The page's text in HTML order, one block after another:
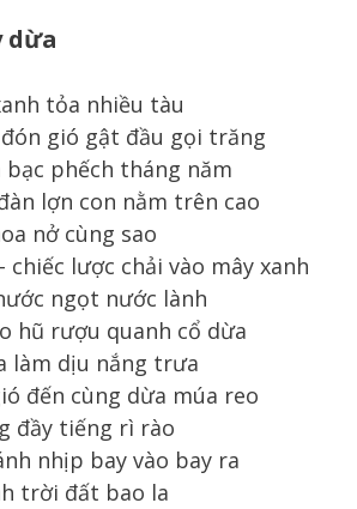
dừa
tỏa nhiều tàu
gió gật đầu gọi trăng
bạc phếch tháng năm
lợn con nằm trên cao
nở cùng sao
chiếc lược chải vào mây xanh
ngọt nước lành
hũ rượu quanh cổ dừa
làm dịu nắng trưa
đến cùng dừa múa reo
đầy tiếng rì rào
nhịp bay vào bay ra
trời đất bao la